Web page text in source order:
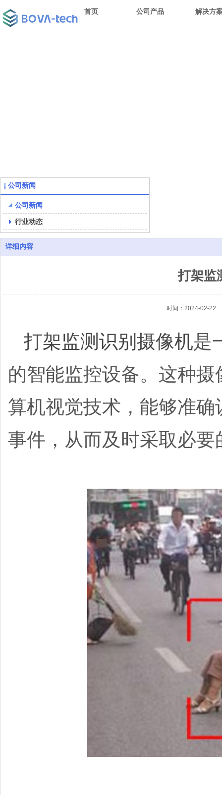
首页 公司产品 解决方
公司新闻
公司新闻
行业动态
详细内容
打架监
时间：2024-02-22
打架监测识别摄像机是
的智能监控设备。这种
算机视觉技术，能够准
事件，从而及时采取必要